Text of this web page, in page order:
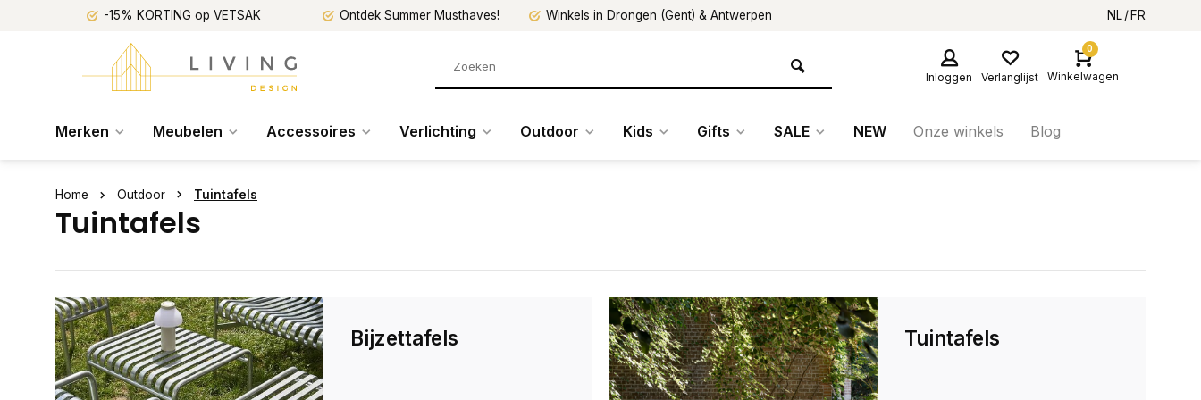
-15% KORTING op VETSAK Ontdek Summer Musthaves! Winkels in Drongen (Gent) & Antwerpen NL FR
Inloggen Verlanglijst
0
Winkelwagen
Merken Meubelen Accessoires Verlichting Outdoor Kids Gifts SALE NEW Onze winkels Blog
Home Outdoor Tuintafels
Tuintafels
Bijzettafels Tuintafels